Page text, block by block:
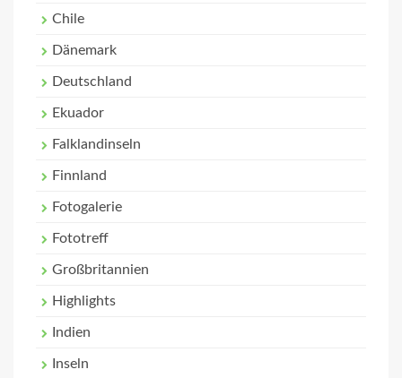
Chile
Dänemark
Deutschland
Ekuador
Falklandinseln
Finnland
Fotogalerie
Fototreff
Großbritannien
Highlights
Indien
Inseln